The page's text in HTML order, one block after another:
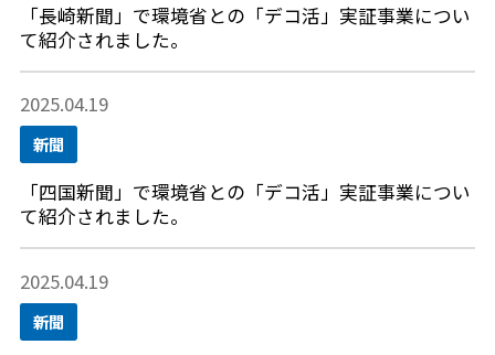
「長崎新聞」で環境省との「デコ活」実証事業につい
て紹介されました。
2025.04.19
新聞
「四国新聞」で環境省との「デコ活」実証事業につい
て紹介されました。
2025.04.19
新聞